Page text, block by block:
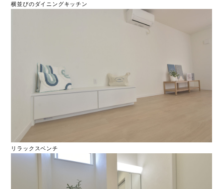
横並びのダイニングキッチン
リラックスベンチ